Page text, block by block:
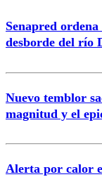
Senapred
desborde del río
Nuevo temblor
magnitud y el
Alerta por calor